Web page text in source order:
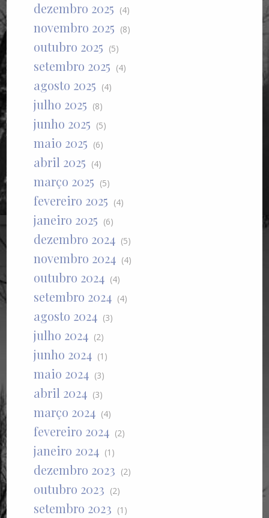
dezembro 2025 (4)
novembro 2025 (8)
outubro 2025 (5)
setembro 2025 (4)
agosto 2025 (4)
julho 2025 (8)
junho 2025 (5)
maio 2025 (6)
abril 2025 (4)
março 2025 (5)
fevereiro 2025 (4)
janeiro 2025 (6)
dezembro 2024 (5)
novembro 2024 (4)
outubro 2024 (4)
setembro 2024 (4)
agosto 2024 (3)
julho 2024 (2)
junho 2024 (1)
maio 2024 (3)
abril 2024 (3)
março 2024 (4)
fevereiro 2024 (2)
janeiro 2024 (1)
dezembro 2023 (2)
outubro 2023 (2)
setembro 2023 (1)